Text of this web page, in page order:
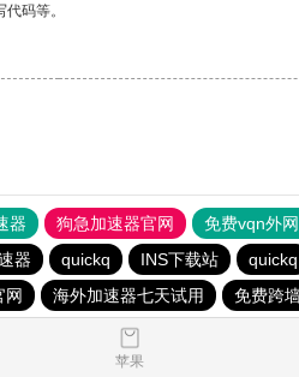
码等。
器 狗急加速器官网 免费vqn外
器 quickq INS下载站 quickq
网 海外加速器七天试用 免费跨
苹果